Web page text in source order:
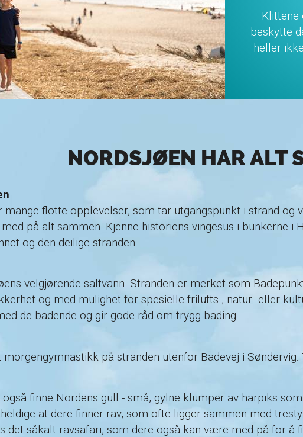
Klittene
beskytte
heller
NORDSJØEN HAR ALT
flotte opplevelser, som tar utgangspunkt i strand og
på alt sammen. Kjenne historiens vingesus i bunkerne i
og den deilige stranden.
velgjørende saltvann. Stranden er merket som
og med mulighet for spesielle frilufts-, natur- eller
de badende og gir gode råd om trygg bading.
på stranden utenfor Badevej i
finne Nordens gull - små, gylne klumper av harpiks
at dere finner rav, som ofte ligger sammen med
det såkalt ravsafari, som dere også kan være med på for å